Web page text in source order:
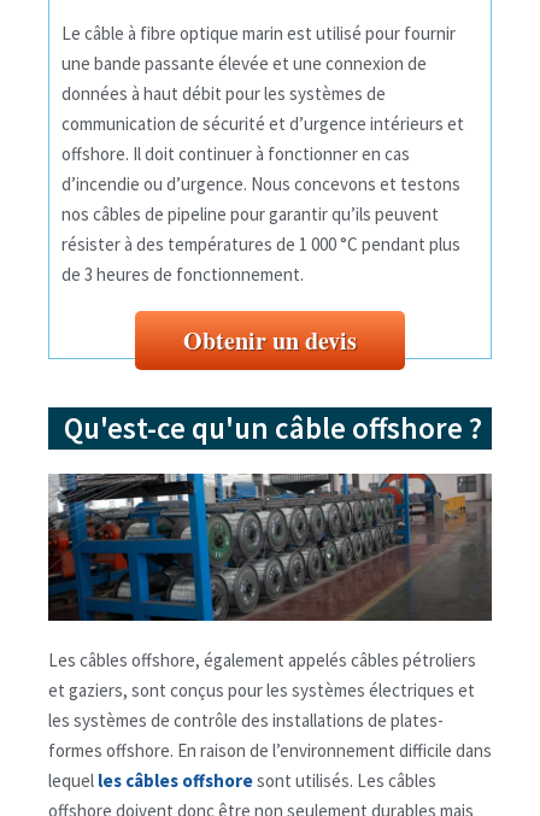
Le câble à fibre optique marin est utilisé pour fournir
une bande passante élevée et une connexion de
données à haut débit pour les systèmes de
communication de sécurité et d’urgence intérieurs et
offshore. Il doit continuer à fonctionner en cas
d’incendie ou d’urgence. Nous concevons et testons
nos câbles de pipeline pour garantir qu’ils peuvent
résister à des températures de 1 000 °C pendant plus
de 3 heures de fonctionnement.
Obtenir un devis
Qu'est-ce qu'un câble offshore ?
Les câbles offshore, également appelés câbles pétroliers
et gaziers, sont conçus pour les systèmes électriques et
les systèmes de contrôle des installations de plates-
formes offshore. En raison de l’environnement difficile dans
lequel les câbles offshoresont utilisés. Les câbles
offshore doivent donc être non seulement durables mais